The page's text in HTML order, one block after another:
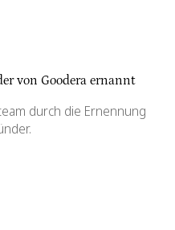
von Goodera ernannt
durch die Ernennung